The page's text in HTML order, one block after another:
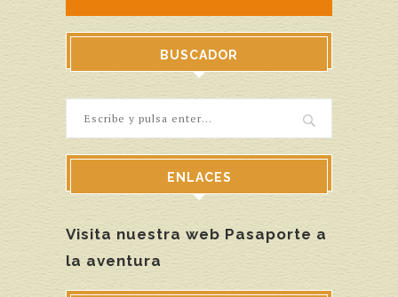
BUSCADOR
ENLACES
Visita nuestra web Pasaporte a
la aventura